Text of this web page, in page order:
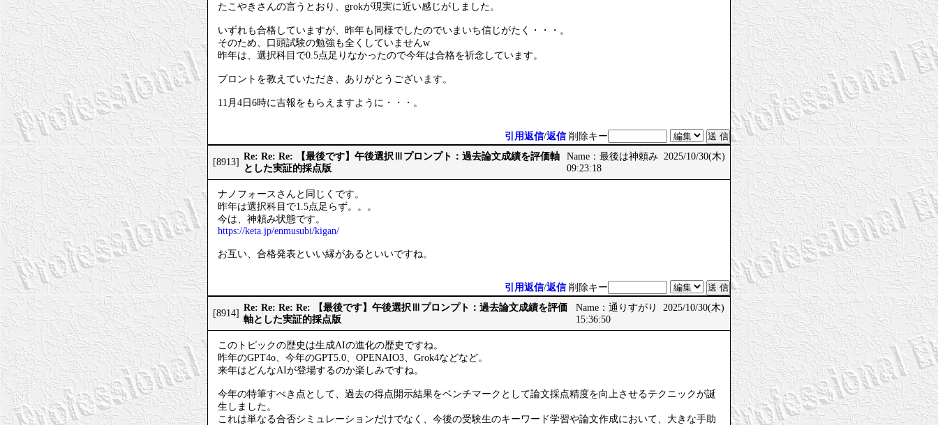
たこやきさんの言うとおり、grokが現実に近い感じがしました。
いずれも合格していますが、昨年も同様でしたのでいまいち信じがたく・・・。
そのため、口頭試験の勉強も全くしていませんw
昨年は、選択科目で0.5点足りなかったので今年は合格を祈念しています。
プロントを教えていただき、ありがとうございます。
11月4日6時に吉報をもらえますように・・・。
引用返信/返信 削除キー
[8913]
Re: Re: Re: 【最後です】午後選択Ⅲプロンプト：過去論文成績を評価軸
とした実証的採点版
Name：最後は神頼み 2025/10/30(木)
09:23:18
ナノフォースさんと同じくです。
昨年は選択科目で1.5点足らず。。。
今は、神頼み状態です。
https://keta.jp/enmusubi/kigan/
お互い、合格発表といい縁があるといいですね。
引用返信/返信 削除キー
[8914]
Re: Re: Re: Re: 【最後です】午後選択Ⅲプロンプト：過去論文成績を評価
軸とした実証的採点版
Name：通りすがり 2025/10/30(木)
15:36:50
このトピックの歴史は生成AIの進化の歴史ですね。
昨年のGPT4o、今年のGPT5.0、OPENAIO3、Grok4などなど。
来年はどんなAIが登場するのか楽しみですね。
今年の特筆すべき点として、過去の得点開示結果をベンチマークとして論文採点精度を向上させるテクニックが誕
生しました。
これは単なる合否シミュレーションだけでなく、今後の受験生のキーワード学習や論文作成において、大きな手助